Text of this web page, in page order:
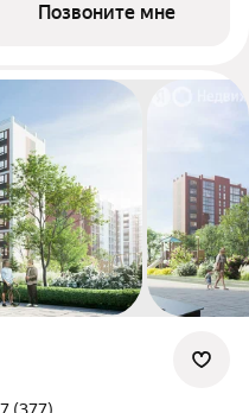
Позвоните мне